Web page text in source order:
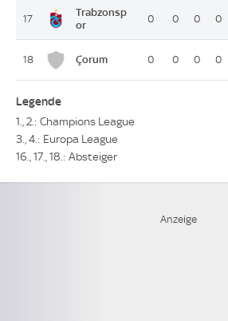
17
Trabzonsp
or
0 0 0 0
18 Çorum 0 0 0 0
Legende
1., 2.: Champions League
3., 4.: Europa League
16., 17., 18.: Absteiger